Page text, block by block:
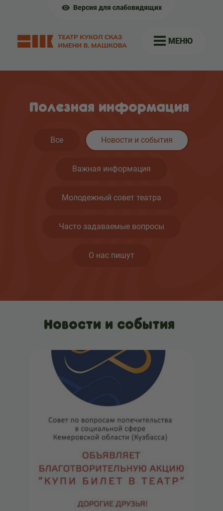
Версия для слабовидящих
МЕНЮ
Полезная информация
Все Новости и события
Важная информация
Молодежный совет театра
Часто задаваемые вопросы
О нас пишут
Новости и события